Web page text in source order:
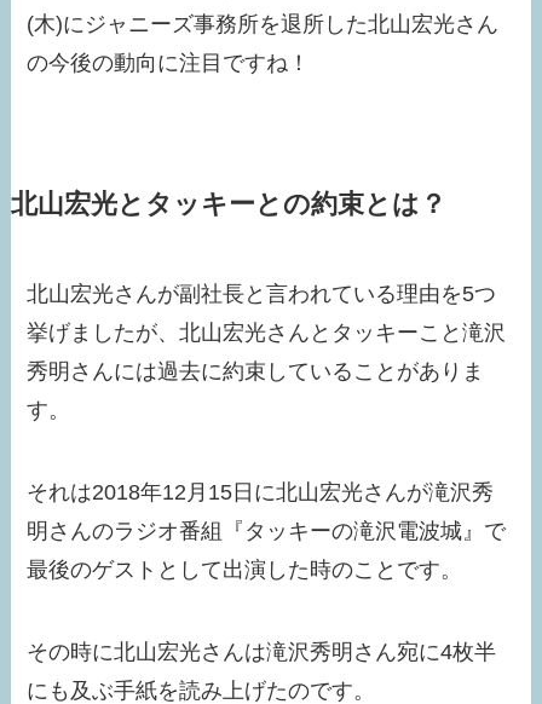
(木)にジャニーズ事務所を退所した北山宏光さん
の今後の動向に注目ですね！
北山宏光とタッキーとの約束とは？
北山宏光さんが副社長と言われている理由を5つ
挙げましたが、北山宏光さんとタッキーこと滝沢
秀明さんには過去に約束していることがありま
す。
それは2018年12月15日に北山宏光さんが滝沢秀
明さんのラジオ番組『タッキーの滝沢電波城』で
最後のゲストとして出演した時のことです。
その時に北山宏光さんは滝沢秀明さん宛に4枚半
にも及ぶ手紙を読み上げたのです。